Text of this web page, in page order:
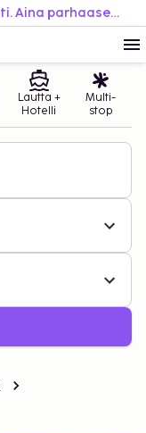
Varaa helposti. Matkusta joustavasti. Aina parhaaseen hintaan.
Lautta +
Hotelli
Multi-
stop